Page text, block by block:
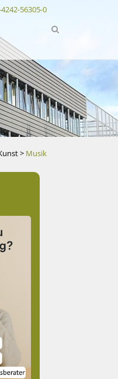
56305-0
> Musik